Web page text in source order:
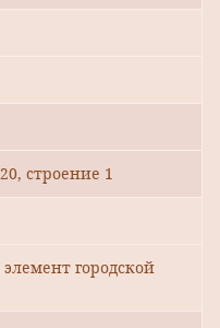
строение 1
городской